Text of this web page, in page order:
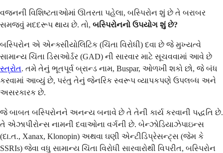
વજનની વિશિષ્ટતાઓમાં ઊતરતા પહેલા, બસ્પિરોન શું છે તે બરાબર
સમજવું મદદરૂપ થાય છે. તો, બસ્પિરોનનો ઉપયોગ શું છે?
બસ્પિરોન એ એન્ક્સીયોલિટિક (ચિંતા વિરોધી) દવા છે જે મુખ્યત્વે
સામાન્ય ચિંતા ડિસઓર્ડર (GAD) ની સારવાર માટે સૂચવવામાં આવે છે
સ્ત્રોત. તમે તેનું ભૂતપૂર્વ બ્રાન્ડ નામ, Buspar, ઓળખી શકો છો, જે બંધ
કરવામાં આવ્યું છે, પરંતુ તેનું જેનરિક સ્વરૂપ વ્યાપકપણે ઉપલબ્ધ અને
અસરકારક છે.
જે બાબત બસ્પિરોનને અનન્ય બનાવે છે તે તેની કાર્ય કરવાની પદ્ધતિ છે.
તે એઝાપીરોન્સ નામની દવાઓના વર્ગની છે. બેન્ઝોડિયાઝેપાઇન્સ
(દા.ત., Xanax, Klonopin) અથવા ઘણી એન્ટીડિપ્રેસન્ટ્સ (જેમ કે
SSRIs) જેવા વધુ સામાન્ય ચિંતા વિરોધી સારવારોથી વિપરીત, બસ્પિરોન